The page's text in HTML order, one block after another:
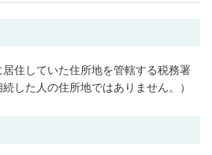
住していた住所地を管轄する税務署
した人の住所地ではありません。）